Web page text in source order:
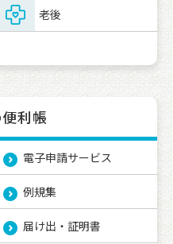
老後
利帳
電子申請サービス
例規集
届け出・証明書